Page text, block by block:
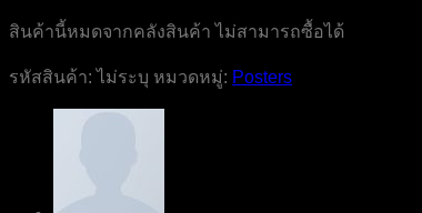
สินค้านี้หมดจากคลังสินค้า ไม่สามารถซื้อได้
รหัสสินค้า:ไม่ระบุ หมวดหมู่: Posters